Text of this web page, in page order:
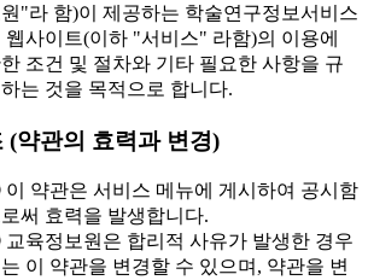
원"라 함)이 제공하는 학술연구정보서비스
웹사이트(이하 "서비스" 라함)의 이용에
조건 및 절차와 기타 필요한 사항을 규
는 것을 목적으로 합니다.
(약관의 효력과 변경)
약관은 서비스 메뉴에 게시하여 공시함
써 효력을 발생합니다.
육정보원은 합리적 사유가 발생한 경우
이 약관을 변경할 수 있으며, 약관을 변